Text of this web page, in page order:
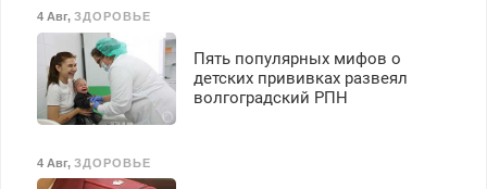
4 Авг, ЗДОРОВЬЕ
Пять популярных мифов о
детских прививках развеял
волгоградский РПН
4 Авг, ЗДОРОВЬЕ